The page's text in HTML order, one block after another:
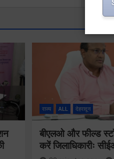
राज्य ALL देहरादून
बीएलओ और फील्ड
करें जिलाधिकारीः